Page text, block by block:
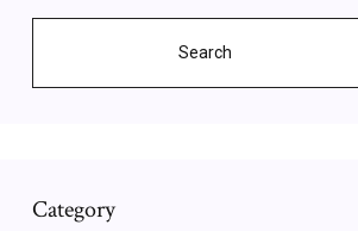
Search
Category